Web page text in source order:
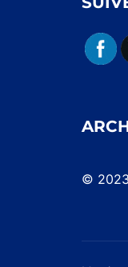
© 2023